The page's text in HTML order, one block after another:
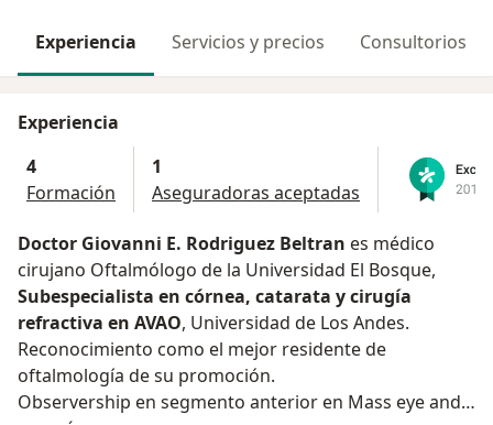
Experiencia Servicios y precios Consultorios
Experiencia
4
Formación
1
Aseguradoras aceptadas
Doctor Giovanni E. Rodriguez Beltran es médico
cirujano Oftalmólogo de la Universidad El Bosque,
Subespecialista en córnea, catarata y cirugía
refractiva en AVAO, Universidad de Los Andes.
Reconocimiento como el mejor residente de
oftalmología de su promoción.
Observership en segmento anterior en Mass eye and